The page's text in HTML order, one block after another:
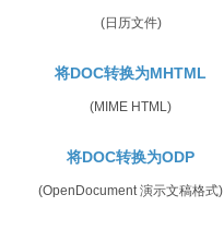
(日历文件)
将DOC转换为MHTML
(MIME HTML)
将DOC转换为ODP
(OpenDocument 演示文稿格式)